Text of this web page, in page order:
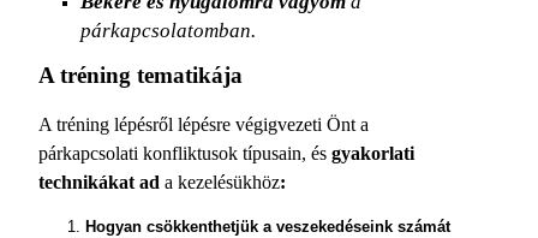
párkapcsolatomban.
A tréning tematikája
A tréning lépésről lépésre végigvezeti Önt a
párkapcsolati konfliktusok típusain, és gyakorlati
technikákat ad a kezelésükhöz:
1.
Hogyan csökkenthetjük a veszekedéseink számát